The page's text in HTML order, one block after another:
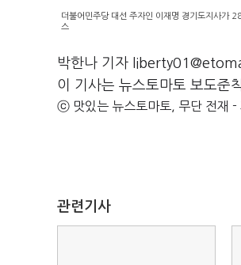
더불어민주당 대선 주자인 이재명 경기도지사가
스
박한나 기자
이 기사는 뉴스토마토 보도준
ⓒ 맛있는 뉴스토마토, 무단 전재 -
관련기사